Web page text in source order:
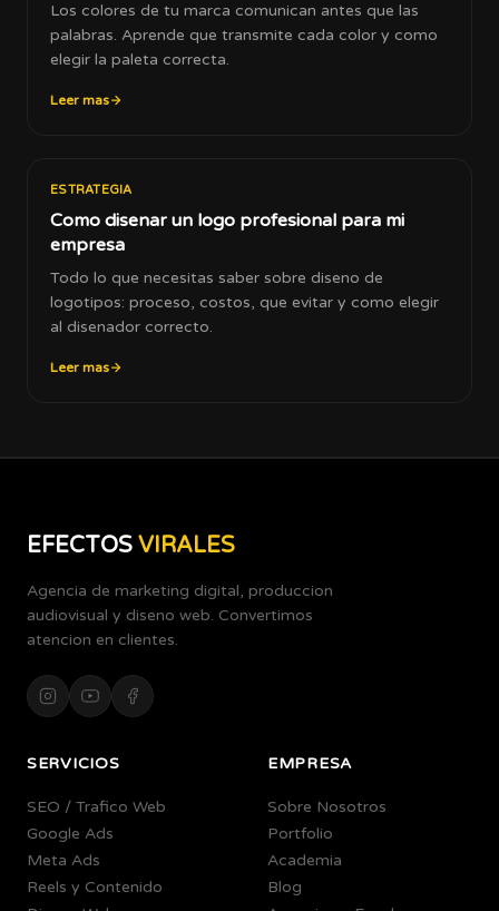
Los colores de tu marca comunican antes que las
palabras. Aprende que transmite cada color y como
elegir la paleta correcta.
Leer mas
ESTRATEGIA
Como disenar un logo profesional para mi
empresa
Todo lo que necesitas saber sobre diseno de
logotipos: proceso, costos, que evitar y como elegir
al disenador correcto.
Leer mas
EFECTOS VIRALES
Agencia de marketing digital, produccion
audiovisual y diseno web. Convertimos
atencion en clientes.
SERVICIOS
SEO / Trafico Web
Google Ads
Meta Ads
Reels y Contenido
EMPRESA
Sobre Nosotros
Portfolio
Academia
Blog